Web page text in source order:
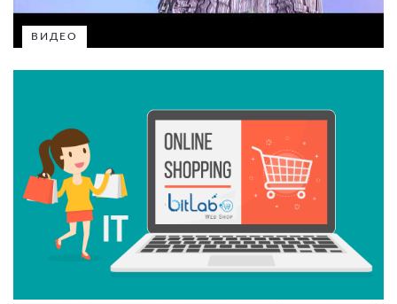
ВИДЕО